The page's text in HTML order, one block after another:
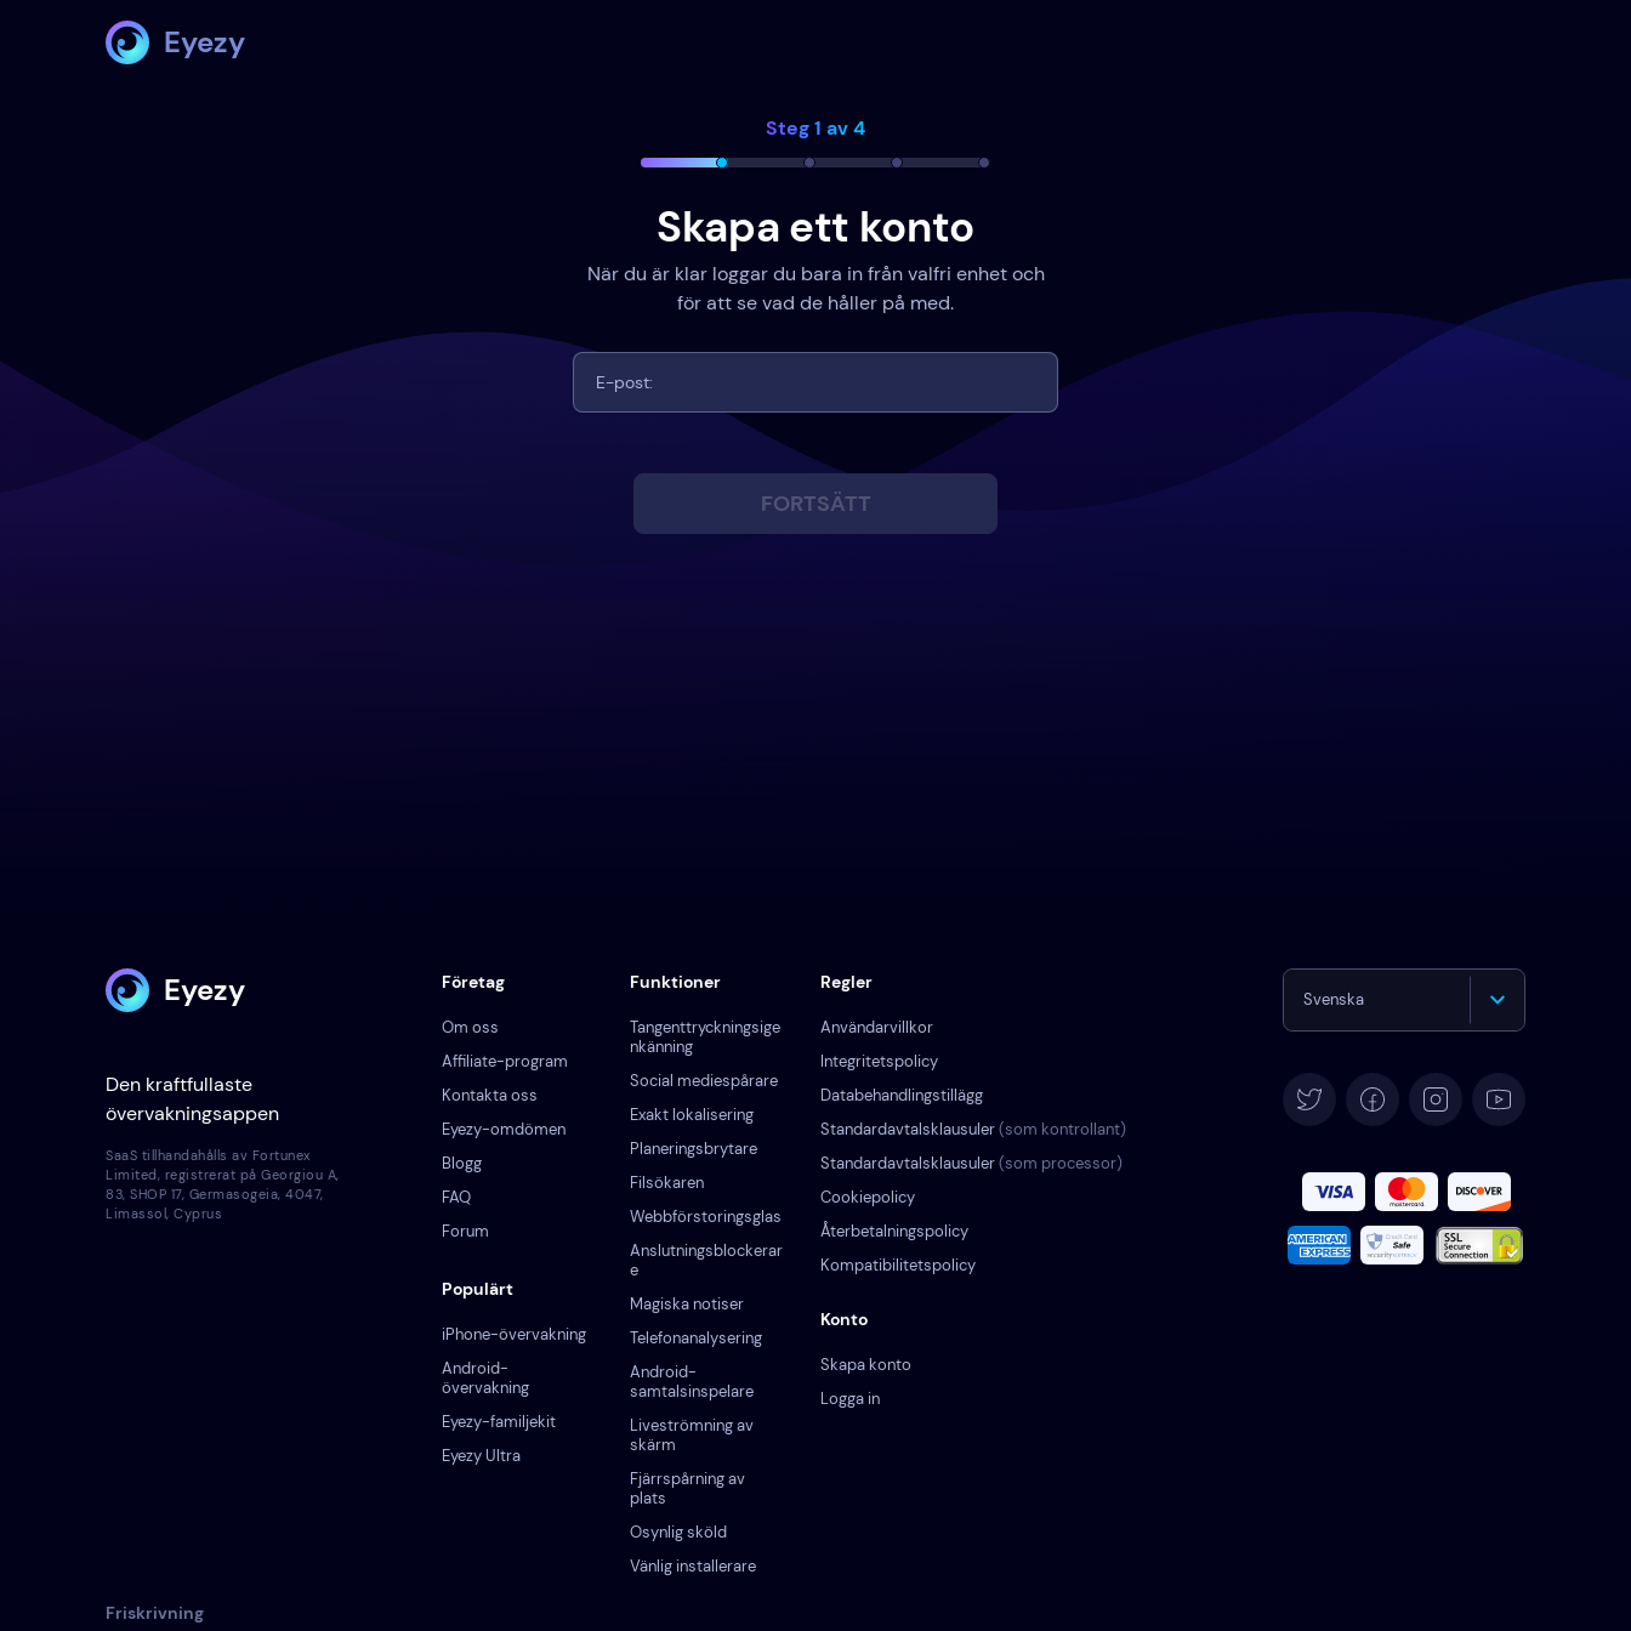
Eyezy
Steg 1 av 4
Skapa ett konto
När du är klar loggar du bara in från valfri enhet och
för att se vad de håller på med.
FORTSÄTT
Eyezy
Den kraftfullaste
övervakningsappen
Företag
Om oss
Affiliate-program
Kontakta oss
Eyezy-omdömen
Blogg
FAQ
Forum
Populärt
iPhone-övervakning
Android-
övervakning
Eyezy-familjekit
Eyezy Ultra
Konto
Skapa konto
Logga in
Regler
Användarvillkor
Integritetspolicy
Databehandlingstillägg
Standardavtalsklausuler(som kontrollant)
Standardavtalsklausuler(som processor)
Cookiepolicy
Återbetalningspolicy
Kompatibilitetspolicy
Funktioner
Tangenttryckningsige
nkänning
Social mediespårare
Exakt lokalisering
Planeringsbrytare
Filsökaren
Webbförstoringsglas
Anslutningsblockerar
e
Magiska notiser
Telefonanalysering
Android-
samtalsinspelare
Liveströmning av
skärm
Fjärrspårning av
plats
Osynlig sköld
Vänlig installerare
Svenska
Español
Français
SaaS tillhandahålls av Fortunex
Limited, registrerat på Georgiou A,
83, SHOP 17, Germasogeia, 4047,
Limassol, Cyprus
Friskrivning